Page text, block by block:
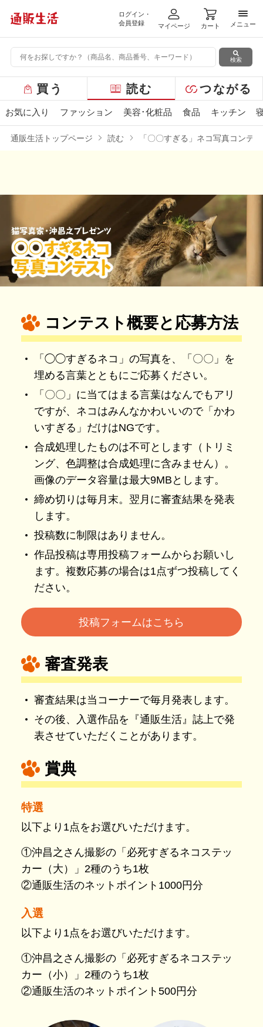
ログイン・
会員登録
マイページ カート
メニ
メニュー
検索
ー
バ
買う 読む つながる
お気に入り ファッション 美容･化粧品 食品 キッチン
通販生活トップページ 読む 「〇〇すぎる」ネコ写真コンテ
コンテスト概要と応募方法
「◯◯すぎるネコ」の写真を、「〇〇」を
埋める言葉とともにご応募ください。
「〇〇」に当てはまる言葉はなんでもアリ
ですが、ネコはみんなかわいいので「かわ
いすぎる」だけはNGです。
合成処理したものは不可とします（トリミ
ング、色調整は合成処理に含みません）。
画像のデータ容量は最大9MBとします。
締め切りは毎月末。翌月に審査結果を発表
します。
投稿数に制限はありません。
作品投稿は専用投稿フォームからお願いし
ます。複数応募の場合は1点ずつ投稿してく
ださい。
投稿フォームはこちら
審査発表
審査結果は当コーナーで毎月発表します。
その後、入選作品を『通販生活』誌上で発
表させていただくことがあります。
賞典
特選
以下より1点をお選びいただけます。
①沖昌之さん撮影の「必死すぎるネコステッ
カー（大）」2種のうち1枚
②通販生活のネットポイント1000円分
入選
以下より1点をお選びいただけます。
①沖昌之さん撮影の「必死すぎるネコステッ
カー（小）」2種のうち1枚
②通販生活のネットポイント500円分